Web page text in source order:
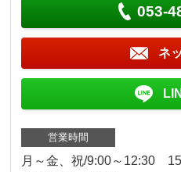
053-
ネ
営業時間
月～金、祝/9:00～12:30